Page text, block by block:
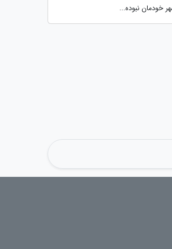
خودمان نبوده...